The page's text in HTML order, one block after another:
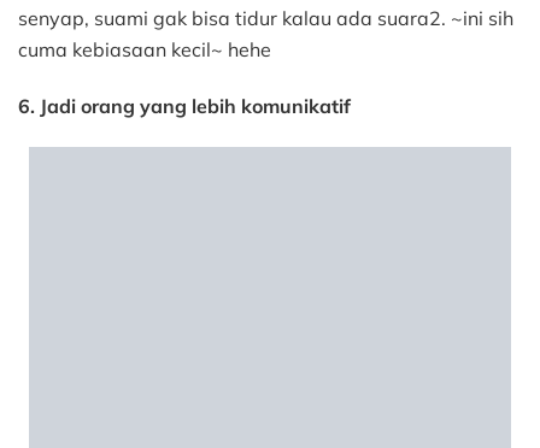
senyap, suami gak bisa tidur kalau ada suara2. ~ini sih
cuma kebiasaan kecil~ hehe
6. Jadi orang yang lebih komunikatif